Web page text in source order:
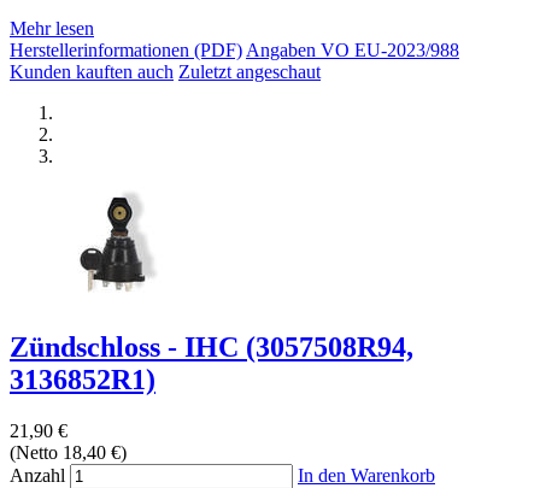
Mehr lesen
Herstellerinformationen (PDF)Angaben VO EU-2023/988
Kunden kauften auch Zuletzt angeschaut
Zündschloss - IHC (3057508R94,
3136852R1)
21,90 €
(Netto 18,40 €)
Anzahl
In den Warenkorb